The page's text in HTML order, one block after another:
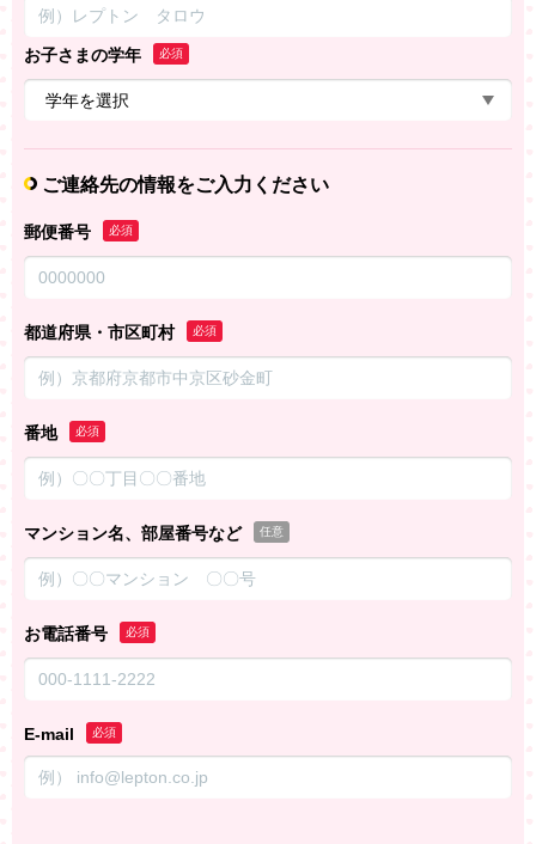
お子さまの学年 必須
ご連絡先の情報をご入力ください
郵便番号 必須
都道府県・市区町村 必須
番地 必須
マンション名、部屋番号など 任意
お電話番号 必須
E-mail 必須